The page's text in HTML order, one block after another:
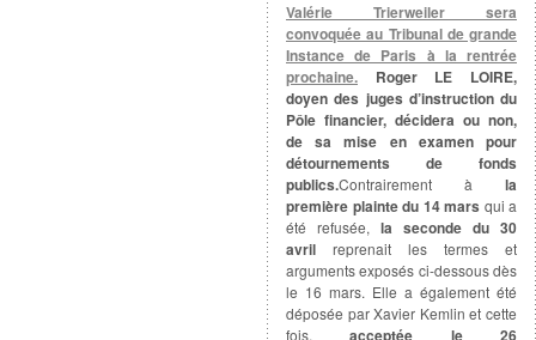
Valérie Trierweiler sera
convoquée au Tribunal de grande
Instance de Paris à la rentrée
prochaine.
Roger LE LOIRE,
doyen des juges d’instruction du
Pôle financier, décidera ou non,
de sa mise en examen pour
détournements de fonds
publics.Contrairement à la
première plainte du 14 mars qui a
été refusée, la seconde du 30
avril reprenait les termes et
arguments exposés ci-dessous dès
le 16 mars. Elle a également été
déposée par Xavier Kemlin et cette
fois,acceptée le 26